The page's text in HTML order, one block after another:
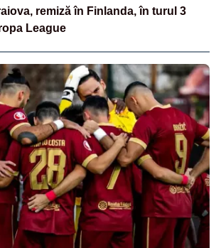
remiză în Finlanda, în turul 3
League